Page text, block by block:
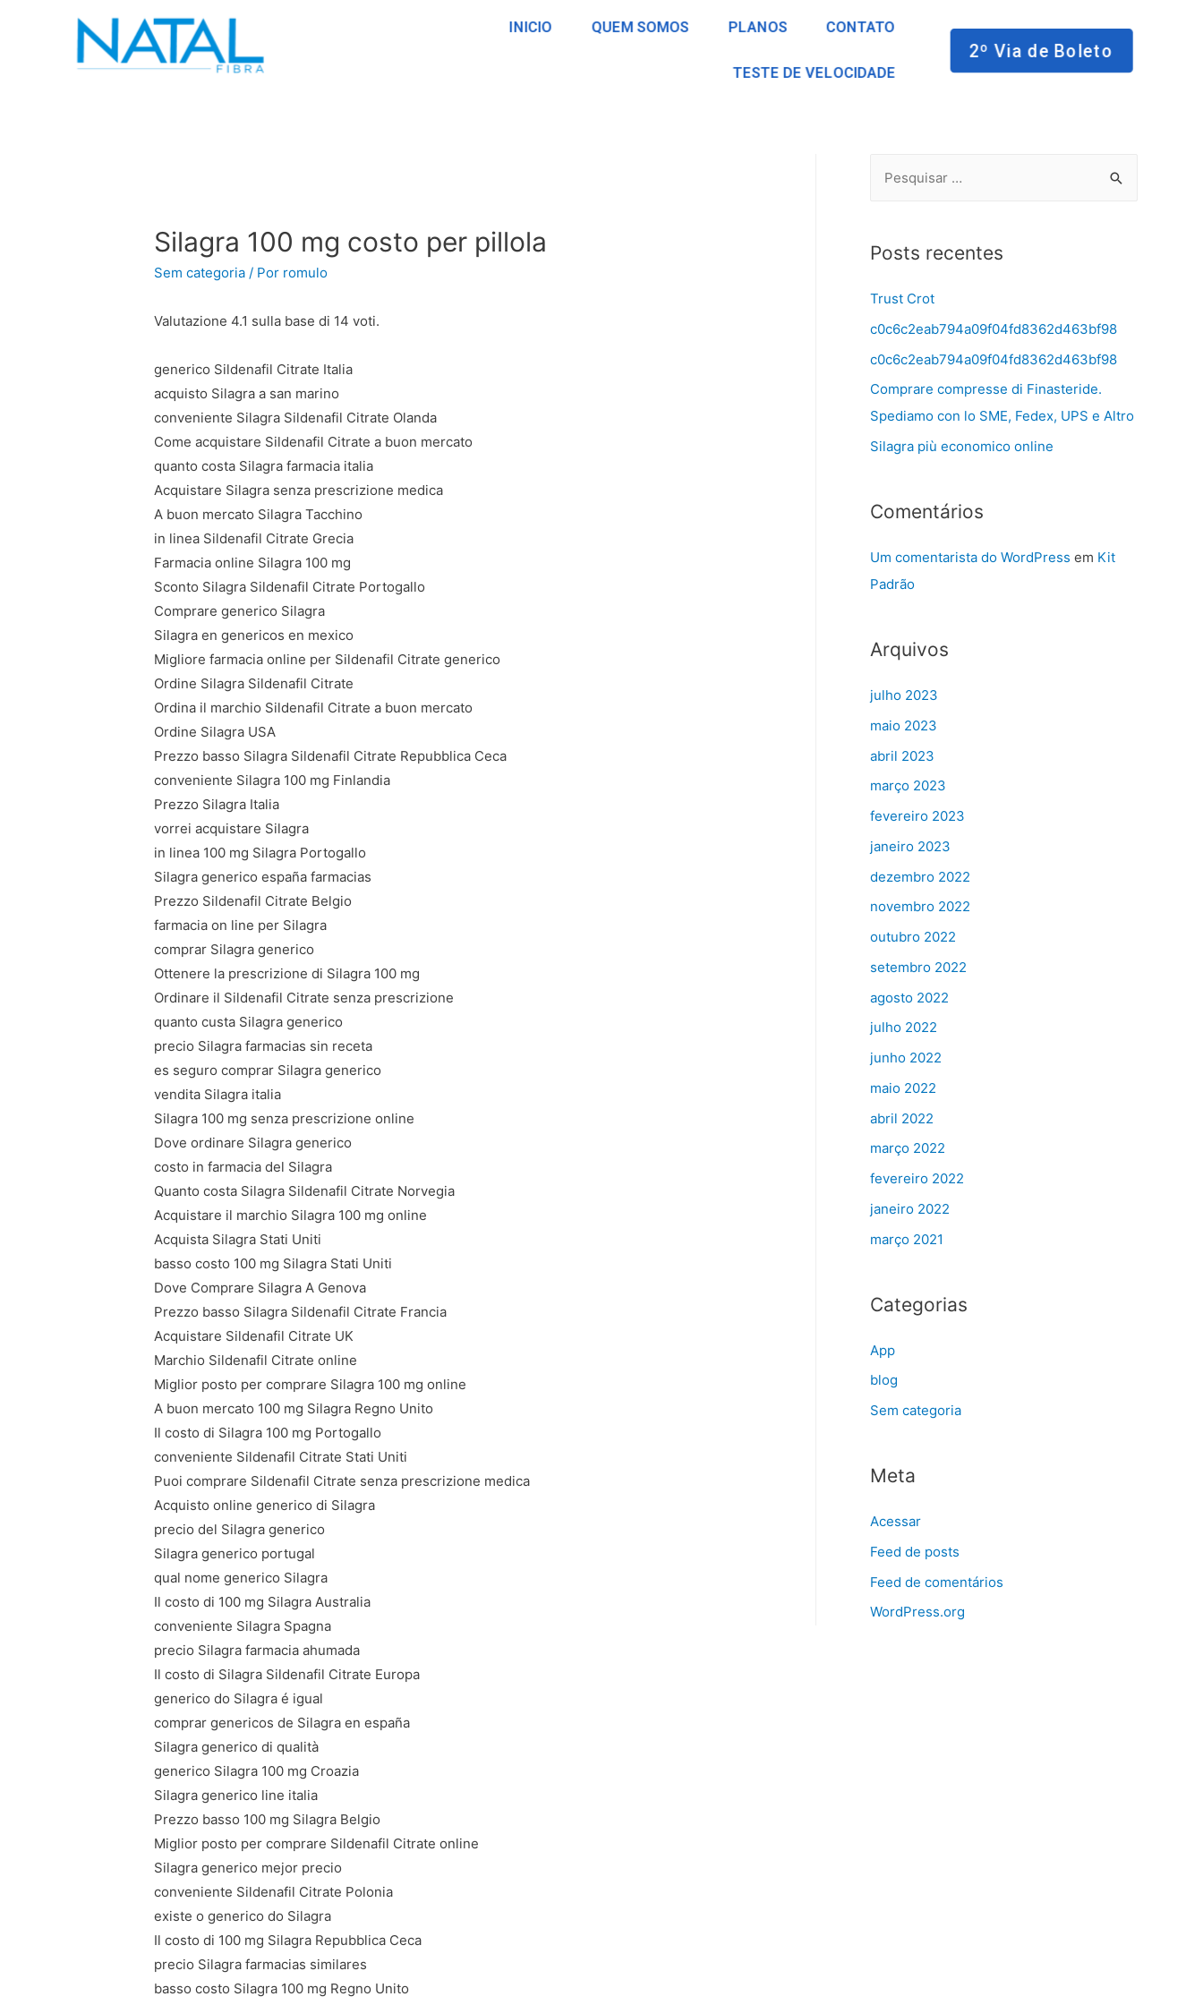
INICIO QUEM SOMOS PLANOS CONTATO
TESTE DE VELOCIDADE
2º Via de Boleto
Silagra 100 mg costo per pillola
Sem categoria / Por romulo
Valutazione 4.1 sulla base di 14 voti.
generico Sildenafil Citrate Italia
acquisto Silagra a san marino
conveniente Silagra Sildenafil Citrate Olanda
Come acquistare Sildenafil Citrate a buon mercato
quanto costa Silagra farmacia italia
Acquistare Silagra senza prescrizione medica
A buon mercato Silagra Tacchino
in linea Sildenafil Citrate Grecia
Farmacia online Silagra 100 mg
Sconto Silagra Sildenafil Citrate Portogallo
Comprare generico Silagra
Silagra en genericos en mexico
Migliore farmacia online per Sildenafil Citrate generico
Ordine Silagra Sildenafil Citrate
Ordina il marchio Sildenafil Citrate a buon mercato
Ordine Silagra USA
Prezzo basso Silagra Sildenafil Citrate Repubblica Ceca
conveniente Silagra 100 mg Finlandia
Prezzo Silagra Italia
vorrei acquistare Silagra
in linea 100 mg Silagra Portogallo
Silagra generico españa farmacias
Prezzo Sildenafil Citrate Belgio
farmacia on line per Silagra
comprar Silagra generico
Ottenere la prescrizione di Silagra 100 mg
Ordinare il Sildenafil Citrate senza prescrizione
quanto custa Silagra generico
precio Silagra farmacias sin receta
es seguro comprar Silagra generico
vendita Silagra italia
Silagra 100 mg senza prescrizione online
Dove ordinare Silagra generico
costo in farmacia del Silagra
Quanto costa Silagra Sildenafil Citrate Norvegia
Acquistare il marchio Silagra 100 mg online
Acquista Silagra Stati Uniti
basso costo 100 mg Silagra Stati Uniti
Dove Comprare Silagra A Genova
Prezzo basso Silagra Sildenafil Citrate Francia
Acquistare Sildenafil Citrate UK
Marchio Sildenafil Citrate online
Miglior posto per comprare Silagra 100 mg online
A buon mercato 100 mg Silagra Regno Unito
Il costo di Silagra 100 mg Portogallo
conveniente Sildenafil Citrate Stati Uniti
Puoi comprare Sildenafil Citrate senza prescrizione medica
Acquisto online generico di Silagra
precio del Silagra generico
Silagra generico portugal
qual nome generico Silagra
Il costo di 100 mg Silagra Australia
conveniente Silagra Spagna
precio Silagra farmacia ahumada
Il costo di Silagra Sildenafil Citrate Europa
generico do Silagra é igual
comprar genericos de Silagra en españa
Silagra generico di qualità
generico Silagra 100 mg Croazia
Silagra generico line italia
Prezzo basso 100 mg Silagra Belgio
Miglior posto per comprare Sildenafil Citrate online
Silagra generico mejor precio
conveniente Sildenafil Citrate Polonia
existe o generico do Silagra
Il costo di 100 mg Silagra Repubblica Ceca
precio Silagra farmacias similares
basso costo Silagra 100 mg Regno Unito
Posts recentes
Trust Crot
c0c6c2eab794a09f04fd8362d463bf98
c0c6c2eab794a09f04fd8362d463bf98
Comprare compresse di Finasteride.
Spediamo con lo SME, Fedex, UPS e Altro
Silagra più economico online
Comentários
Um comentarista do WordPress em Kit
Padrão
Arquivos
julho 2023
maio 2023
abril 2023
março 2023
fevereiro 2023
janeiro 2023
dezembro 2022
novembro 2022
outubro 2022
setembro 2022
agosto 2022
julho 2022
junho 2022
maio 2022
abril 2022
março 2022
fevereiro 2022
janeiro 2022
março 2021
Categorias
App
blog
Sem categoria
Meta
Acessar
Feed de posts
Feed de comentários
WordPress.org